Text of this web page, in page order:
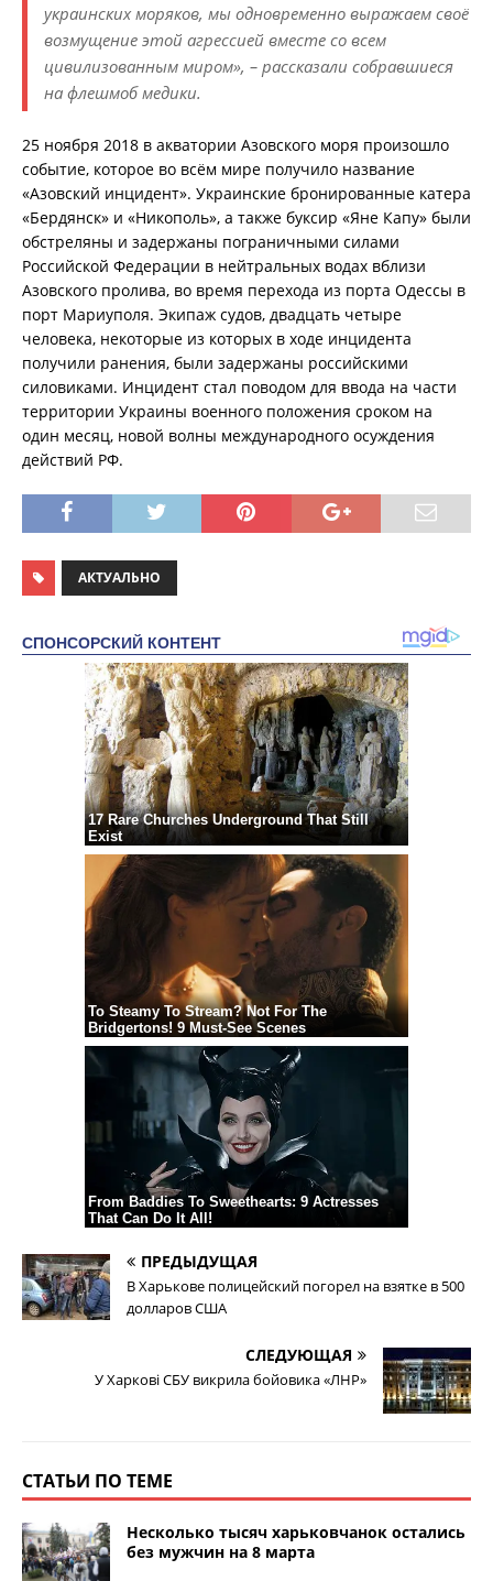
украинских моряков, мы одновременно выражаем своё
возмущение этой агрессией вместе со всем
цивилизованным миром», – рассказали собравшиеся
на флешмоб медики.
25 ноября 2018 в акватории Азовского моря произошло
событие, которое во всём мире получило название
«Азовский инцидент». Украинские бронированные катера
«Бердянск» и «Никополь», а также буксир «Яне Капу» были
обстреляны и задержаны пограничными силами
Российской Федерации в нейтральных водах вблизи
Азовского пролива, во время перехода из порта Одессы в
порт Мариуполя. Экипаж судов, двадцать четыре
человека, некоторые из которых в ходе инцидента
получили ранения, были задержаны российскими
силовиками. Инцидент стал поводом для ввода на части
территории Украины военного положения сроком на
один месяц, новой волны международного осуждения
действий РФ.
АКТУАЛЬНО
ПРЕДЫДУЩАЯ
В Харькове полицейский погорел на взятке в 500
долларов США
СЛЕДУЮЩАЯ
У Харкові СБУ викрила бойовика «ЛНР»
СТАТЬИ ПО ТЕМЕ
Несколько тысяч харьковчанок остались
без мужчин на 8 марта